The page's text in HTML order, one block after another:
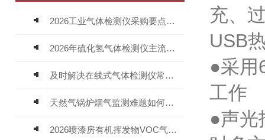
2026工业气体检测仪采购要点：如何分辨固定式、复合、泵吸式检测仪优劣
2026年硫化氢气体检测仪主流品牌盘点及选型硬性要求
及时解决在线式气体检测仪常见问题有助于保障人员安全
天然气锅炉烟气监测难题如何解？
2026喷漆房有机挥发物VOC气体报警仪，选型安装全指南
充、
USB
●采用
工作
●声光